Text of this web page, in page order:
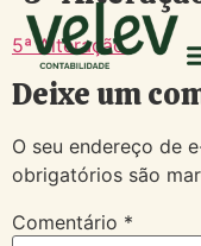
5ª Alteração
Deixe um
O seu endereço de
obrigatórios são
Comentário *